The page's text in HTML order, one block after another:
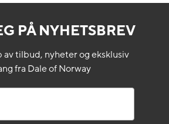
PÅ NYHETSBREV
av tilbud, nyheter og eksklusiv
fra Dale of Norway